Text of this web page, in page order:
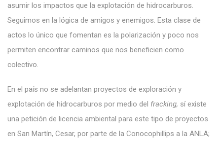
asumir los impactos que la explotación de hidrocarburos.
Seguimos en la lógica de amigos y enemigos. Esta clase de
actos lo único que fomentan es la polarización y poco nos
permiten encontrar caminos que nos beneficien como
colectivo.
En el país no se adelantan proyectos de exploración y
explotación de hidrocarburos por medio del fracking, sí existe
una petición de licencia ambiental para este tipo de proyectos
en San Martín, Cesar, por parte de la Conocophillips a la ANLA;